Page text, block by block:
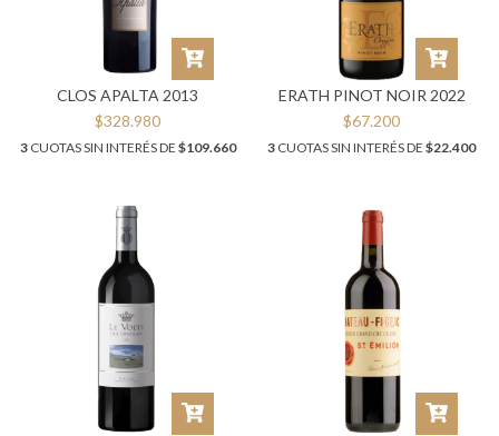
CLOS APALTA 2013
$328.980
3CUOTAS SIN INTERÉS DE $109.660
ERATH PINOT NOIR 2022
$67.200
3 CUOTAS SIN INTERÉS DE $22.400